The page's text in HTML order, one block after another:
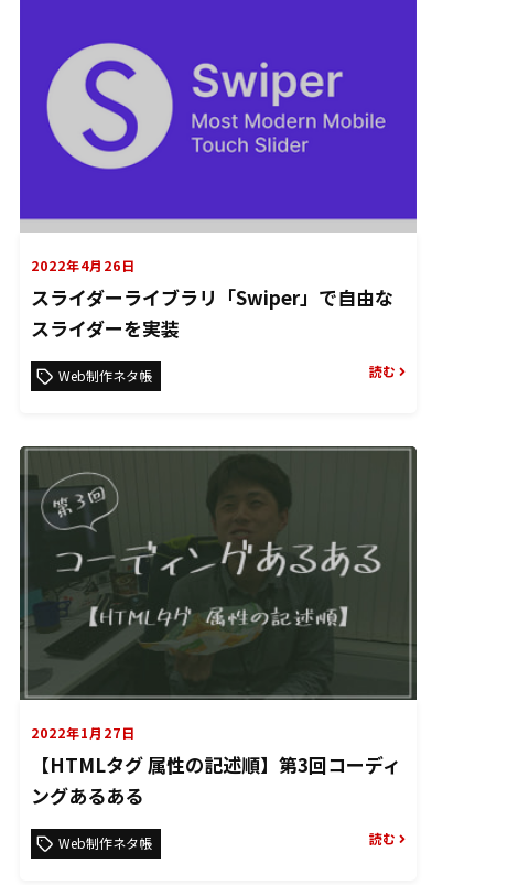
2022年4月26日
スライダーライブラリ「Swiper」で自由な
スライダーを実装
Web制作ネタ帳 読む
2022年1月27日
【HTMLタグ 属性の記述順】第3回コーディ
ングあるある
Web制作ネタ帳 読む